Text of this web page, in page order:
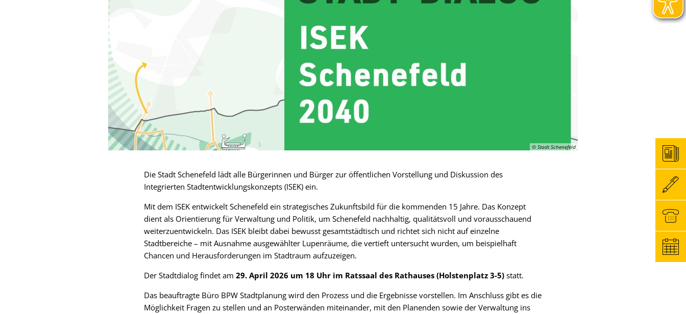
© Stadt Schenefeld
Die Stadt Schenefeld lädt alle Bürgerinnen und Bürger zur öffentlichen Vorstellung und Diskussion des
Integrierten Stadtentwicklungskonzepts (ISEK) ein.
Mit dem ISEK entwickelt Schenefeld ein strategisches Zukunftsbild für die kommenden 15 Jahre. Das Konzept
dient als Orientierung für Verwaltung und Politik, um Schenefeld nachhaltig, qualitätsvoll und vorausschauend
weiterzuentwickeln. Das ISEK bleibt dabei bewusst gesamtstädtisch und richtet sich nicht auf einzelne
Stadtbereiche – mit Ausnahme ausgewählter Lupenräume, die vertieft untersucht wurden, um beispielhaft
Chancen und Herausforderungen im Stadtraum aufzuzeigen.
Der Stadtdialog findet am 29. April 2026 um 18 Uhr im Ratssaal des Rathauses (Holstenplatz 3-5) statt.
Das beauftragte Büro BPW Stadtplanung wird den Prozess und die Ergebnisse vorstellen. Im Anschluss gibt es die
Möglichkeit Fragen zu stellen und an Posterwänden miteinander, mit den Planenden sowie der Verwaltung ins